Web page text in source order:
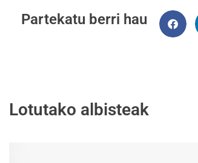
Partekatu berri hau
Lotutako albisteak